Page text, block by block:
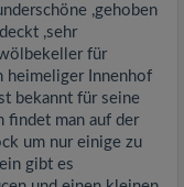
,gehoben
,sehr
für
heimeliger Innenhof
bekannt für seine
findet man auf der
um nur einige zu
gibt es